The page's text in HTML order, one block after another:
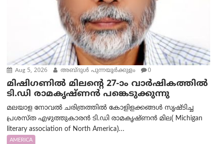
Aug 5, 2026 അബ്ദുൾ പുന്നയൂർക്കുളം 0
മിഷിഗണിൽ മിലന്റെ 27-ാം വാർഷികത്തിൽ
ടി.ഡി രാമകൃഷ്ണൻ പങ്കെടുക്കുന്നു
മലയാള നോവൽ ചരിത്രത്തിൽ കോളിളക്കങ്ങൾ സൃഷ്ടിച്ച
പ്രശസ്‌ത എഴുത്തുകാരൻ ടി.ഡി രാമകൃഷ്ണൻ മില( Michigan
literary association of North America)...
AMERICA